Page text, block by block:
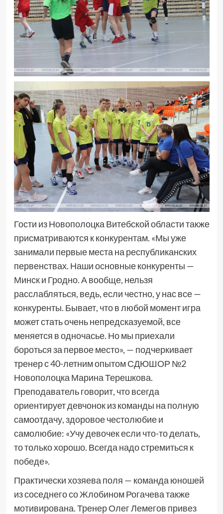
Гости из Новополоцка Витебской области также
присматриваются к конкурентам. «Мы уже
занимали первые места на республиканских
первенствах. Наши основные конкуренты —
Минск и Гродно. А вообще, нельзя
расслабляться, ведь, если честно, у нас все —
конкуренты. Бывает, что в любой момент игра
может стать очень непредсказуемой, все
меняется в одночасье. Но мы приехали
бороться за первое место», — подчеркивает
тренер с 40-летним опытом СДЮШОР №2
Новополоцка Марина Терешкова.
Преподаватель говорит, что всегда
ориентирует девчонок из команды на полную
самоотдачу, здоровое честолюбие и
самолюбие: «Учу девочек если что-то делать,
то только хорошо. Всегда надо стремиться к
победе».
Практически хозяева поля — команда юношей
из соседнего со Жлобином Рогачева также
мотивирована. Тренер Олег Лемегов привез